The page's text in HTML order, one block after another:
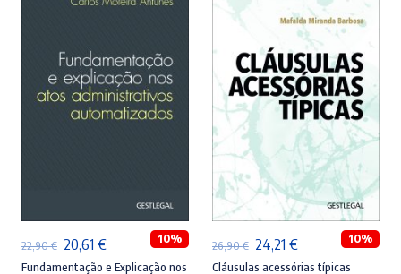
22,90€ O
preço
20,61 €O
preço
10%
Fundamentação e Explicação nos
ADICIONAR
26,90€ O
preço
24,21 €O
preço
10%
Cláusulas acessórias típicas